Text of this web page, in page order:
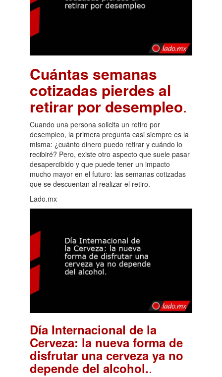
Cuántas semanas
cotizadas pierdes al
retirar por desempleo.
Cuando una persona solicita un retiro por
desempleo, la primera pregunta casi siempre es la
misma: ¿cuánto dinero puedo retirar y cuándo lo
recibiré? Pero, existe otro aspecto que suele pasar
desapercibido y que puede tener un impacto
mucho mayor en el futuro: las semanas cotizadas
que se descuentan al realizar el retiro.
Lado.mx
Día Internacional de la
Cerveza: la nueva forma de
disfrutar una cerveza ya no
depende del alcohol..